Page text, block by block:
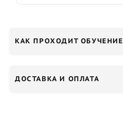
КАК ПРОХОДИТ ОБУЧЕНИЕ
ДОСТАВКА И ОПЛАТА